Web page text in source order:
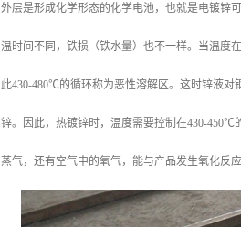
外层是形成化学形态的化学电池，也就是电镀锌
温时间不同，铁损（铁水量）也不一样。当温度
此430-480℃的循环称为恶性溶解区。这时锌液
锌。因此，热镀锌时，温度需要控制在430-
蒸气，还有空气中的氧气，能与产品发生氧化反